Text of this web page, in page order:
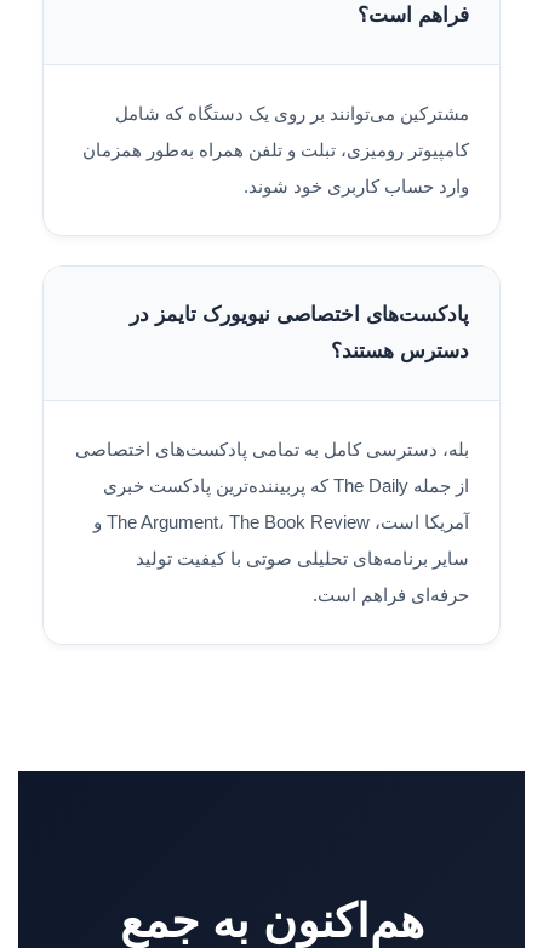
فراهم است؟
مشترکین می‌توانند بر روی یک دستگاه که شامل
کامپیوتر رومیزی، تبلت و تلفن همراه به‌طور همزمان
وارد حساب کاربری خود شوند.
پادکست‌های اختصاصی نیویورک تایمز در
دسترس هستند؟
بله، دسترسی کامل به تمامی پادکست‌های اختصاصی
از جمله The Daily که پربیننده‌ترین پادکست خبری
آمریکا است، The Argument، The Book Review و
سایر برنامه‌های تحلیلی صوتی با کیفیت تولید
حرفه‌ای فراهم است.
هم‌اکنون به جمع